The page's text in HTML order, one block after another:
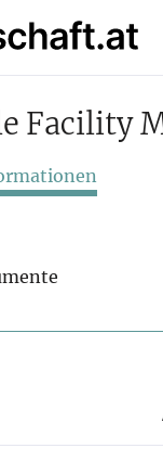
Facility